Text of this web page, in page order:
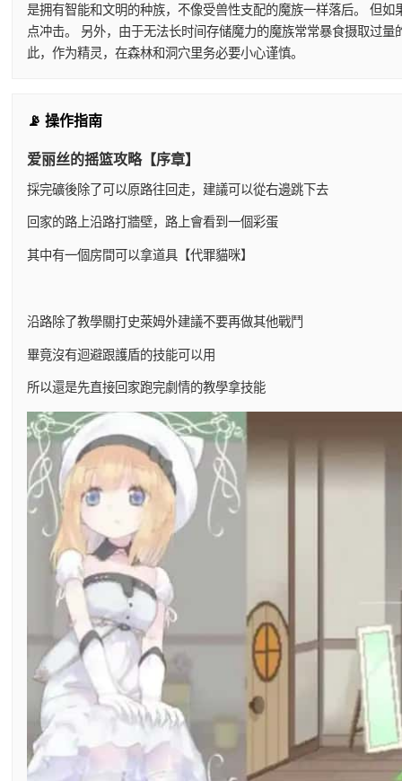
是拥有智能和文明的种族，不像受兽性支配的魔族一样落后。 但
点冲击。 另外，由于无法长时间存储魔力的魔族常常暴食摄取过
此，作为精灵，在森林和洞穴里务必要小心谨慎。
📡 操作指南
爱丽丝的摇篮攻略【序章】
採完礦後除了可以原路往回走，建議可以從右邊跳下去
回家的路上沿路打牆壁，路上會看到一個彩蛋
其中有一個房間可以拿道具【代罪貓咪】
沿路除了教學關打史萊姆外建議不要再做其他戰鬥
畢竟沒有迴避跟護盾的技能可以用
所以還是先直接回家跑完劇情的教學拿技能